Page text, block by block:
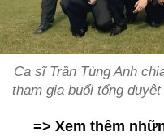
Ca sĩ Trần Tùng Anh
tham gia buổi tổng
=> Xem thêm